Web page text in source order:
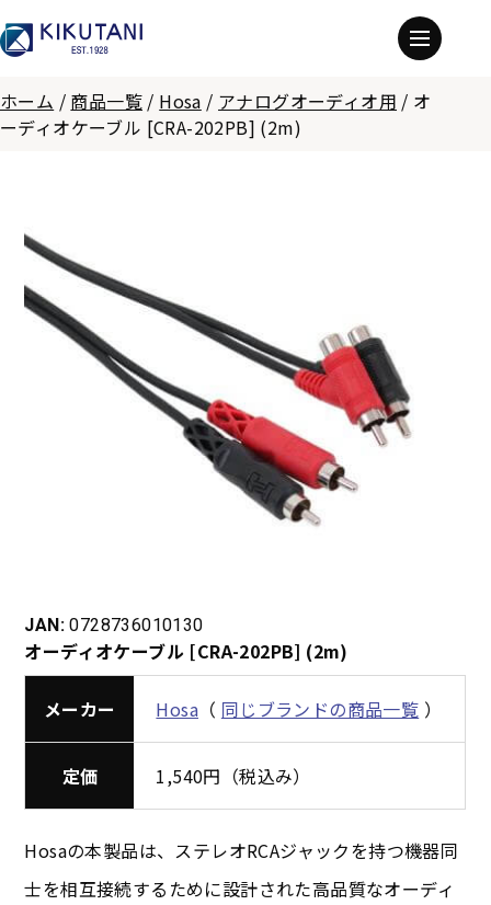
ホーム / 商品一覧 / Hosa / アナログオーディオ用 / オ
ーディオケーブル [CRA-202PB] (2m)
JAN: 0728736010130
オーディオケーブル [CRA-202PB] (2m)
メーカー Hosa （ 同じブランドの商品一覧 ）
定価 1,540円（税込み）
Hosaの本製品は、ステレオRCAジャックを持つ機器同
士を相互接続するために設計された高品質なオーディ